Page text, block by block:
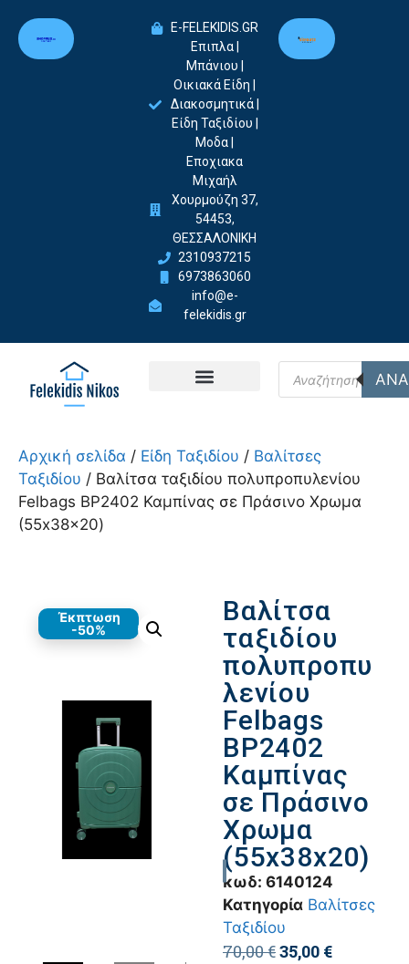
E-FELEKIDIS.GR
Επιπλα |
Μπάνιου |
Οικιακά Είδη |
Διακοσμητικά |
Είδη Ταξιδίου |
Μοδα |
Εποχιακα
Μιχαήλ
Χουρμούζη 37,
54453,
ΘΕΣΣΑΛΟΝΙΚΗ
2310937215
6973863060
info@e-
felekidis.gr
Αρχική σελίδα / Είδη Ταξιδίου / Βαλίτσες
Ταξιδίου / Βαλίτσα ταξιδίου πολυπροπυλενίου
Felbags BP2402 Καμπίνας σε Πράσινο Χρωμα
(55x38x20)
Έκπτωση
-50%
Βαλίτσα
ταξιδίου
πολυπροπυ
λενίου
Felbags
BP2402
Καμπίνας
σε Πράσινο
Χρωμα
(55x38x20)
κωδ: 6140124
Κατηγορία Βαλίτσες
Ταξιδίου
70,00€35,00 €